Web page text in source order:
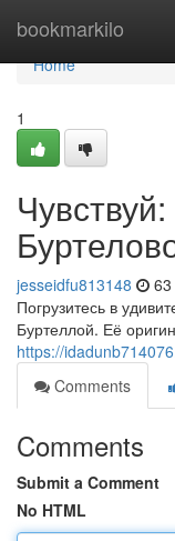
bookmarkilo
Home
Home
1
jesseidfu813148
Погрузитесь в
Буртеллой. Её
https://
Comments
Comments
Submit a Comment
No HTML